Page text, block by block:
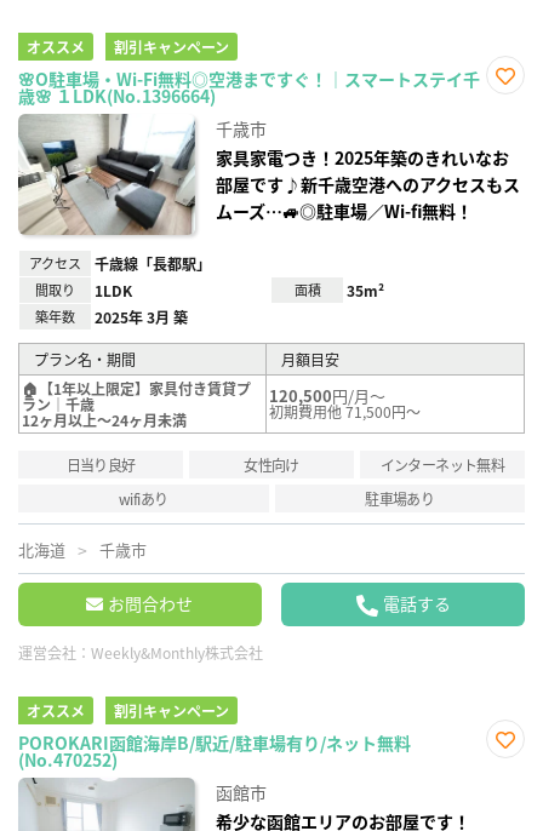
オススメ 割引キャンペーン
🌸O駐車場・Wi-Fi無料◎空港まですぐ！｜スマートステイ千
歳🌸 １LDK(No.1396664)
録
千歳市
家具家電つき！2025年築のきれいなお
部屋です♪新千歳空港へのアクセスもス
ムーズ…🚙◎駐車場／Wi-fi無料！
アクセス 千歳線「長都駅」
間取り 1LDK 面積 35m²
築年数 2025年 3月 築
プラン名・期間
月額目安
🏠【1年以上限定】家具付き賃貸プ
ラン｜千歳
12ヶ月以上～24ヶ月未満
120,500円/月～
初期費用他 71,500円～
日当り良好 女性向け
インターネット無料
wifiあり
駐車場あり
北海道 千歳市
お問合わせ 電話する
運営会社： Weekly&Monthly株式会社
オススメ 割引キャンペーン
POROKARI函館海岸B/駅近/駐車場有り/ネット無料
(No.470252)
函館市
希少な函館エリアのお部屋です！